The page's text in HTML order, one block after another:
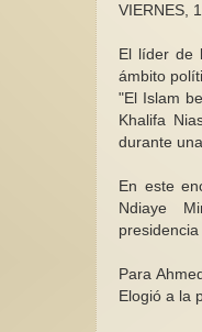
VIERNES,
El líder de
ámbito
"El Islam
Khalifa
durante
En este
Ndiaye
presidencia
Para
Elogió a la